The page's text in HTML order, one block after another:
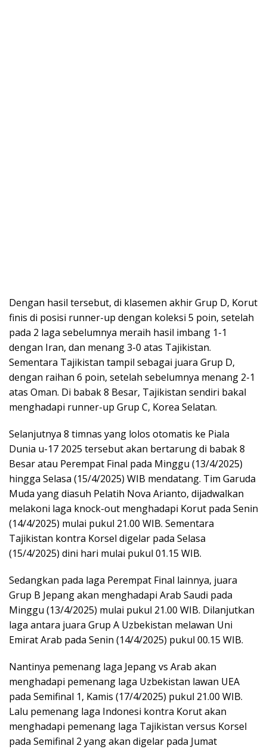
Dengan hasil tersebut, di klasemen akhir Grup D, Korut
finis di posisi runner-up dengan koleksi 5 poin, setelah
pada 2 laga sebelumnya meraih hasil imbang 1-1
dengan Iran, dan menang 3-0 atas Tajikistan.
Sementara Tajikistan tampil sebagai juara Grup D,
dengan raihan 6 poin, setelah sebelumnya menang 2-1
atas Oman. Di babak 8 Besar, Tajikistan sendiri bakal
menghadapi runner-up Grup C, Korea Selatan.
Selanjutnya 8 timnas yang lolos otomatis ke Piala
Dunia u-17 2025 tersebut akan bertarung di babak 8
Besar atau Perempat Final pada Minggu (13/4/2025)
hingga Selasa (15/4/2025) WIB mendatang. Tim Garuda
Muda yang diasuh Pelatih Nova Arianto, dijadwalkan
melakoni laga knock-out menghadapi Korut pada Senin
(14/4/2025) mulai pukul 21.00 WIB. Sementara
Tajikistan kontra Korsel digelar pada Selasa
(15/4/2025) dini hari mulai pukul 01.15 WIB.
Sedangkan pada laga Perempat Final lainnya, juara
Grup B Jepang akan menghadapi Arab Saudi pada
Minggu (13/4/2025) mulai pukul 21.00 WIB. Dilanjutkan
laga antara juara Grup A Uzbekistan melawan Uni
Emirat Arab pada Senin (14/4/2025) pukul 00.15 WIB.
Nantinya pemenang laga Jepang vs Arab akan
menghadapi pemenang laga Uzbekistan lawan UEA
pada Semifinal 1, Kamis (17/4/2025) pukul 21.00 WIB.
Lalu pemenang laga Indonesi kontra Korut akan
menghadapi pemenang laga Tajikistan versus Korsel
pada Semifinal 2 yang akan digelar pada Jumat